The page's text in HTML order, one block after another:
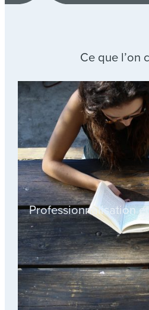
Ce que l’on
Professionnalisation